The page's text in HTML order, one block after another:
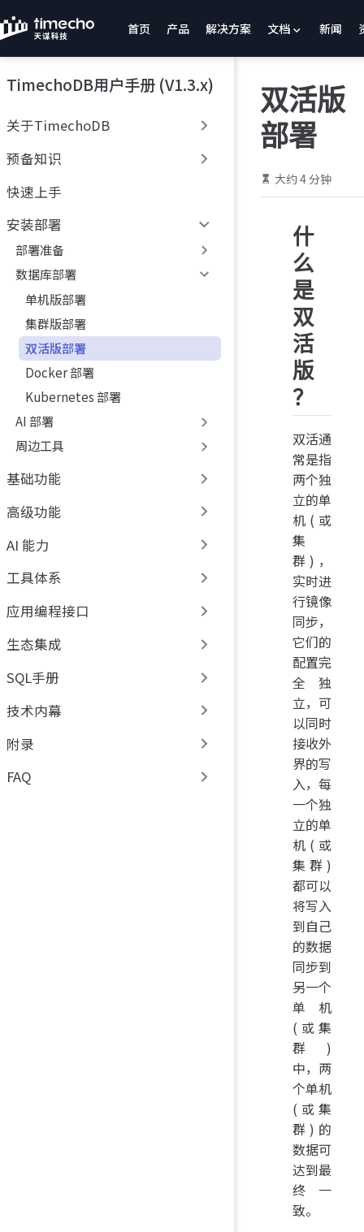
跳
至
主
內
首页 产品 解决方案 文档 新闻
TimechoDB用户手册 (V1.3.x)
关于TimechoDB
预备知识
快速上手
安装部署
部署准备
数据库部署
单机版部署
集群版部署
双活版部署
Docker 部署
Kubernetes 部署
AI 部署
周边工具
基础功能
高级功能
AI 能力
工具体系
应用编程接口
生态集成
SQL手册
技术内幕
附录
FAQ
双活版
部署
大约 4 分钟
什
么
是
双
活
版
？
双活通
常是指
两个独
立的单
机(或
集
群)，
实时进
行镜像
同步，
它们的
配置完
全独
立，可
以同时
接收外
界的写
入，每
一个独
立的单
机(或
集群)
都可以
将写入
到自己
的数据
同步到
另一个
单机
(或集
群)
中，两
个单机
(或集
群)的
数据可
达到最
终一
致。